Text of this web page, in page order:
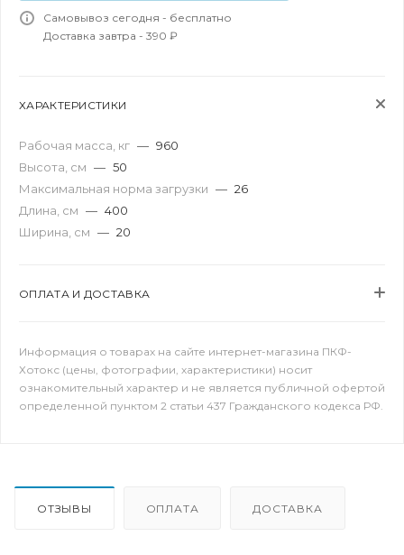
Самовывоз сегодня - бесплатно
Доставка завтра - 390 ₽
ХАРАКТЕРИСТИКИ
Рабочая масса, кг — 960
Высота, см — 50
Максимальная норма загрузки — 26
Длина, см — 400
Ширина, см — 20
ОПЛАТА И ДОСТАВКА
Информация о товарах на сайте интернет-магазина ПКФ-
Хотокс (цены, фотографии, характеристики) носит
ознакомительный характер и не является публичной офертой
определенной пунктом 2 статьи 437 Гражданского кодекса РФ.
ОТЗЫВЫ ОПЛАТА ДОСТАВКА